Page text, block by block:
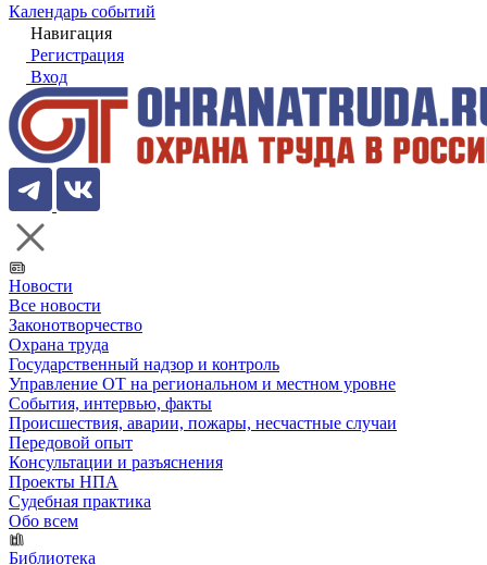
Календарь событий
Навигация
Регистрация
Вход
Новости
Все новости
Законотворчество
Охрана труда
Государственный надзор и контроль
Управление ОТ на региональном и местном уровне
События, интервью, факты
Происшествия, аварии, пожары, несчастные случаи
Передовой опыт
Консультации и разъяснения
Проекты НПА
Судебная практика
Обо всем
Библиотека